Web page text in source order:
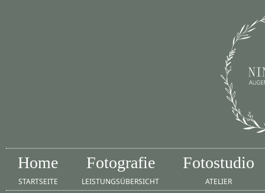
Home
STARTSEITE
Fotografie
LEISTUNGSÜBERSICHT
Fotostudio
ATELIER